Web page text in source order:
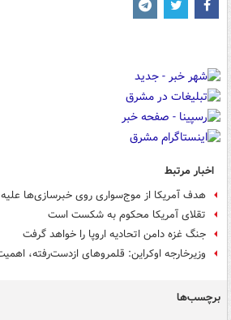
اخبار مرتبط
هدف آمریکا از موج‌سواری روی خبرسازی‌ها
تقلای آمریکا محکوم به شکست است
جنگ غزه دامن اتحادیه اروپا را خواهد گرفت
وزیرخارجه اوکراین: قلمروهای ازدست‌رفته،
برچسب‌ها